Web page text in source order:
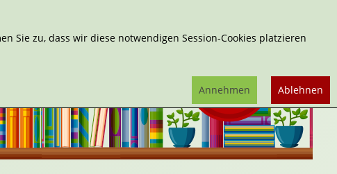
Sie zu, dass wir diese notwendigen Session-Cookies platzieren
Ablehnen
Annehmen